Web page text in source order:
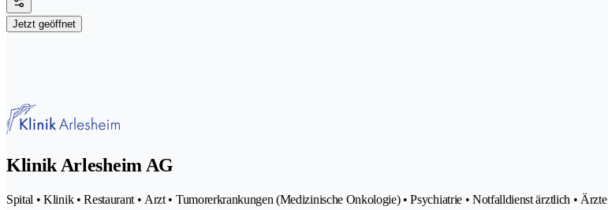
Jetzt geöffnet
Klinik Arlesheim AG
Spital • Klinik • Restaurant • Arzt • Tumorerkrankungen (Medizinische Onkologie) • Psychiatrie • Notfalldienst ärztlich • Ärzte